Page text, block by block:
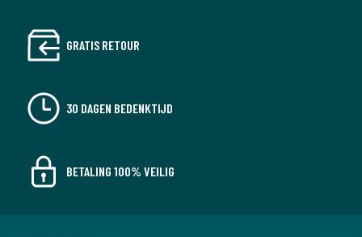
GRATIS RETOUR
30 DAGEN BEDENKTIJD
BETALING 100% VEILIG